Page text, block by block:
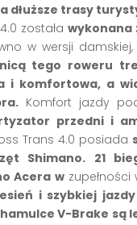
dłuższe trasy
została wykonana
w wersji
tego roweru
i komfortowa, a
Komfort jazdy
przedni i
Trans 4.0 posiada
Shimano. 21
Acera wzupełności
i szybkiej
V-Brake są